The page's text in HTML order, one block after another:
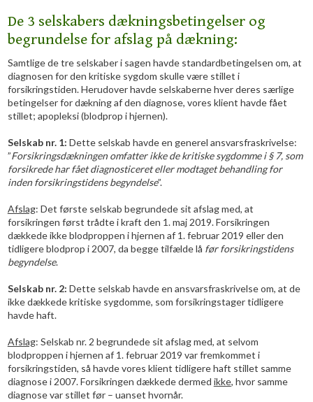
De 3 selskabers dækningsbetingelser og
begrundelse for afslag på dækning:
​Samtlige de tre selskaber i sagen havde standardbetingelsen om, at
diagnosen for den kritiske sygdom skulle være stillet i
forsikringstiden. Herudover havde selskaberne hver deres særlige
betingelser for dækning af den diagnose, vores klient havde fået
stillet; apopleksi (blodprop i hjernen).
Selskab nr. 1: Dette selskab havde en generel ansvarsfraskrivelse:
”Forsikringsdækningen omfatter ikke de kritiske sygdomme i § 7, som
forsikrede har fået diagnosticeret eller modtaget behandling for
inden forsikringstidens begyndelse”.
Afslag: Det første selskab begrundede sit afslag med, at
forsikringen først trådte i kraft den 1. maj 2019. Forsikringen
dækkede ikke blodproppen i hjernen af 1. februar 2019 eller den
tidligere blodprop i 2007, da begge tilfælde lå før forsikringstidens
begyndelse.
Selskab nr. 2: Dette selskab havde en ansvarsfraskrivelse om, at de
ikke dækkede kritiske sygdomme, som forsikringstager tidligere
havde haft.
Afslag: Selskab nr. 2 begrundede sit afslag med, at selvom
blodproppen i hjernen af 1. februar 2019 var fremkommet i
forsikringstiden, så havde vores klient tidligere haft stillet samme
diagnose i 2007. Forsikringen dækkede dermed ikke, hvor samme
diagnose var stillet før – uanset hvornår.